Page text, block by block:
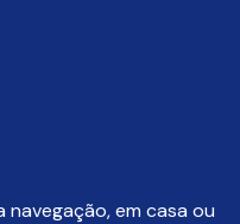
navegação, em casa ou